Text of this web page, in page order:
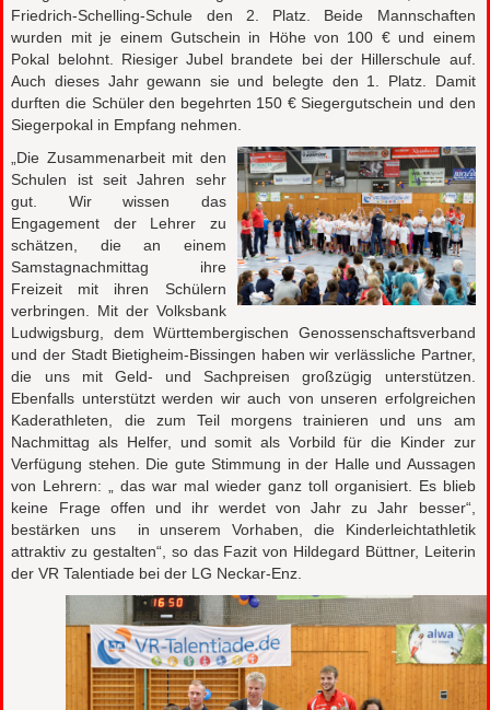
Friedrich-Schelling-Schule den 2. Platz. Beide Mannschaften
wurden mit je einem Gutschein in Höhe von 100 € und einem
Pokal belohnt. Riesiger Jubel brandete bei der Hillerschule auf.
Auch dieses Jahr gewann sie und belegte den 1. Platz. Damit
durften die Schüler den begehrten 150 € Siegergutschein und den
Siegerpokal in Empfang nehmen.
„Die Zusammenarbeit mit den
Schulen ist seit Jahren sehr
gut. Wir wissen das
Engagement der Lehrer zu
schätzen, die an einem
Samstagnachmittag ihre
Freizeit mit ihren Schülern
verbringen. Mit der Volksbank
Ludwigsburg, dem Württembergischen Genossenschaftsverband
und der Stadt Bietigheim-Bissingen haben wir verlässliche Partner,
die uns mit Geld- und Sachpreisen großzügig unterstützen.
Ebenfalls unterstützt werden wir auch von unseren erfolgreichen
Kaderathleten, die zum Teil morgens trainieren und uns am
Nachmittag als Helfer, und somit als Vorbild für die Kinder zur
Verfügung stehen. Die gute Stimmung in der Halle und Aussagen
von Lehrern: „ das war mal wieder ganz toll organisiert. Es blieb
keine Frage offen und ihr werdet von Jahr zu Jahr besser“,
bestärken uns in unserem Vorhaben, die Kinderleichtathletik
attraktiv zu gestalten“, so das Fazit von Hildegard Büttner, Leiterin
der VR Talentiade bei der LG Neckar-Enz.